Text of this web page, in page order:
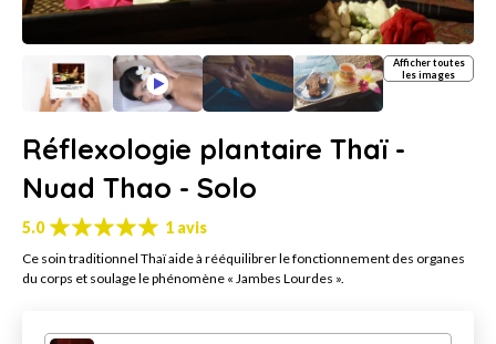
Afficher toutes
les images
Réflexologie plantaire Thaï -
Nuad Thao - Solo
5.0 1 avis
Ce soin traditionnel Thaï aide à rééquilibrer le fonctionnement des organes
du corps et soulage le phénomène « Jambes Lourdes ».